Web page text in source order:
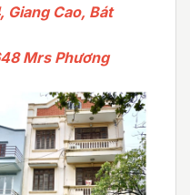
Giang Cao, Bát
Mrs Phương